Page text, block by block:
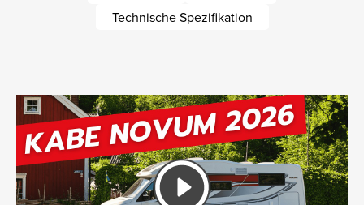
Technische Spezifikation